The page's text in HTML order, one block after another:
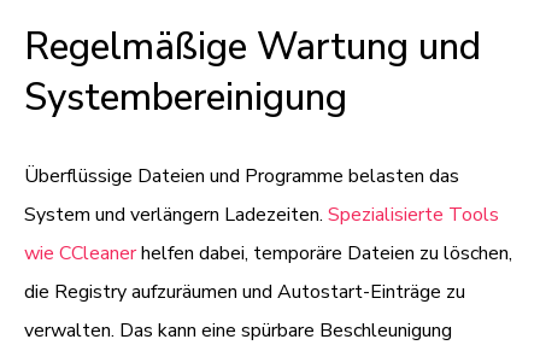
Regelmäßige Wartung und
Systembereinigung
Überflüssige Dateien und Programme belasten das
System und verlängern Ladezeiten. Spezialisierte Tools
wie CCleanerhelfen dabei, temporäre Dateien zu löschen,
die Registry aufzuräumen und Autostart-Einträge zu
verwalten. Das kann eine spürbare Beschleunigung